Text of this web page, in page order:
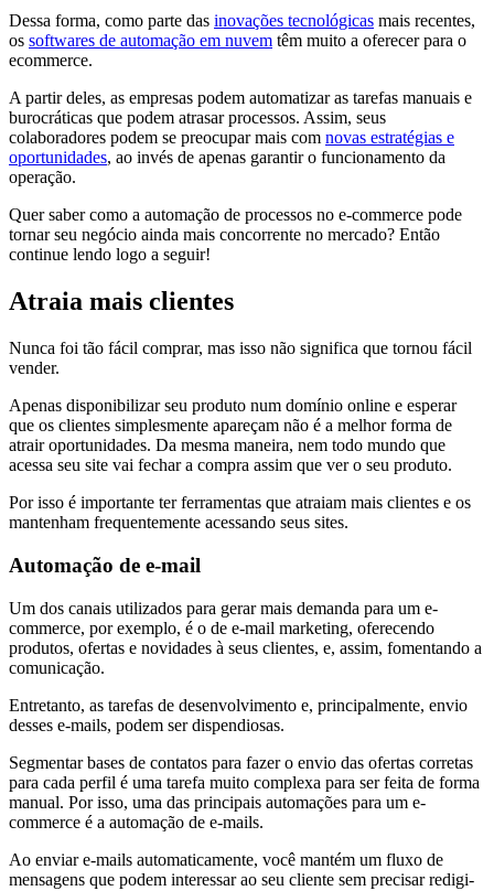
Dessa forma, como parte das inovações tecnológicas mais recentes,
os softwares de automação em nuvem têm muito a oferecer para o
ecommerce.
A partir deles, as empresas podem automatizar as tarefas manuais e
burocráticas que podem atrasar processos. Assim, seus
colaboradores podem se preocupar mais com novas estratégias e
oportunidades, ao invés de apenas garantir o funcionamento da
operação.
Quer saber como a automação de processos no e-commerce pode
tornar seu negócio ainda mais concorrente no mercado? Então
continue lendo logo a seguir!
Atraia mais clientes
Nunca foi tão fácil comprar, mas isso não significa que tornou fácil
vender.
Apenas disponibilizar seu produto num domínio online e esperar
que os clientes simplesmente apareçam não é a melhor forma de
atrair oportunidades. Da mesma maneira, nem todo mundo que
acessa seu site vai fechar a compra assim que ver o seu produto.
Por isso é importante ter ferramentas que atraiam mais clientes e os
mantenham frequentemente acessando seus sites.
Automação de e-mail
Um dos canais utilizados para gerar mais demanda para um e-
commerce, por exemplo, é o de e-mail marketing, oferecendo
produtos, ofertas e novidades à seus clientes, e, assim, fomentando a
comunicação.
Entretanto, as tarefas de desenvolvimento e, principalmente, envio
desses e-mails, podem ser dispendiosas.
Segmentar bases de contatos para fazer o envio das ofertas corretas
para cada perfil é uma tarefa muito complexa para ser feita de forma
manual. Por isso, uma das principais automações para um e-
commerce é a automação de e-mails.
Ao enviar e-mails automaticamente, você mantém um fluxo de
mensagens que podem interessar ao seu cliente sem precisar redigi-